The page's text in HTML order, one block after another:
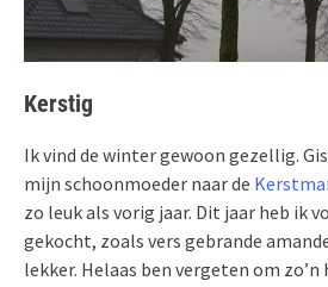
Kerstig
Ik vind de winter gewoon gezellig.
mijn schoonmoeder naar de
zo leuk als vorig jaar. Dit jaar heb ik
gekocht, zoals vers gebrande
lekker. Helaas ben vergeten om